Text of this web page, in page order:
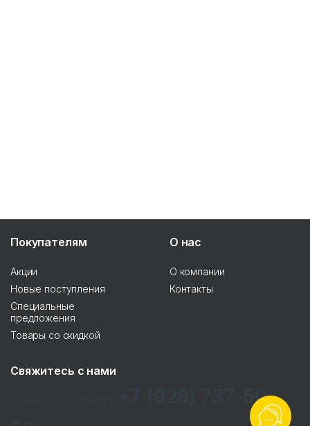
Покупателям
Акции
Новые поступления
Специальные
предложения
Товары со скидкой
О нас
О компании
Контакты
Свяжитесь с нами
+7 (928) 737-50-